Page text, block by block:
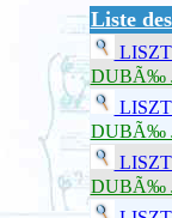
Liste
DUBÃ‰
DUBÃ‰
DUBÃ‰